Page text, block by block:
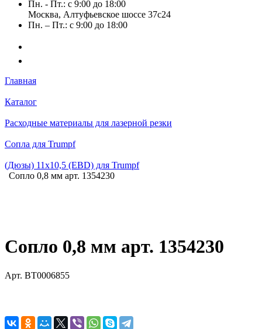
Пн. - Пт.: с 9:00 до 18:00
Москва, Алтуфьевское шоссе 37с24
Пн. – Пт.: с 9:00 до 18:00
Главная
Каталог
Расходные материалы для лазерной резки
Сопла для Trumpf
(Дюзы) 11х10,5 (EBD) для Trumpf
Сопло 0,8 мм арт. 1354230
Сопло 0,8 мм арт. 1354230
Арт. BT0006855